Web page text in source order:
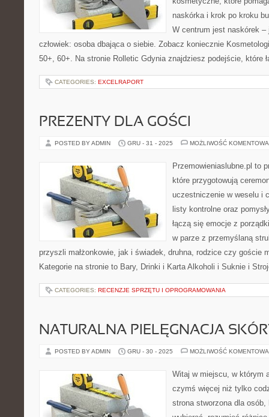
naskórka i krok po kroku
W centrum jest naskórek
człowiek: osoba dbająca o siebie. Zobacz koniecznie
50+, 60+. Na stronie Rolletic Gdynia znajdziesz podejście, które
CATEGORIES: EXCELRAPORT
PREZENTY DLA GOŚCI
POSTED BY ADMIN GRU - 31 - 2025 MOŻLIWOŚĆ
Przemowieniaslubne.pl to
które przygotowują
uczestniczenie w weselu i
listy kontrolne oraz
łączą się emocje z
w parze z przemyślaną
przyszli małżonkowie, jak i świadek, druhna, rodzice czy goście
Kategorie na stronie to Bary, Drinki i Karta Alkoholi i Suknie i
CATEGORIES: RECENZJE SPRZĘTU I OPROGRAMOWANIA
NATURALNA PIELĘGNACJA
POSTED BY ADMIN GRU - 30 - 2025 MOŻLIWOŚĆ
Witaj w miejscu, w którym
czymś więcej niż tylko
strona stworzona dla